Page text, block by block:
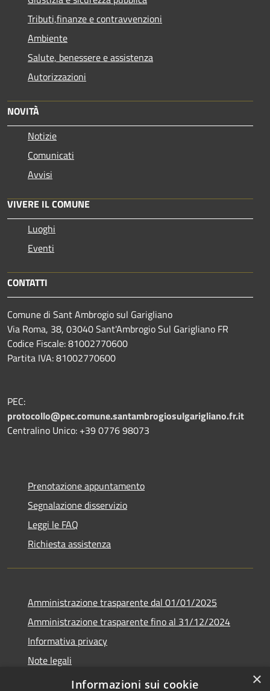
Tributi,finanze e contravvenzioni
Ambiente
Salute, benessere e assistenza
Autorizzazioni
NOVITÀ
Notizie
Comunicati
Avvisi
VIVERE IL COMUNE
Luoghi
Eventi
CONTATTI
Comune di Sant Ambrogio sul Garigliano
Via Roma, 38, 03040 Sant'Ambrogio Sul Garigliano FR
Codice Fiscale: 81002770600
Partita IVA: 81002770600
PEC:
protocollo@pec.comune.santambrogiosulgarigliano.fr.it
Centralino Unico: +39 0776 98073
Prenotazione appuntamento
Segnalazione disservizio
Leggi le FAQ
Richiesta assistenza
Amministrazione trasparente dal 01/01/2025
Amministrazione trasparente fino al 31/12/2024
Informativa privacy
Note legali
Dichiarazione di accessibilità
×
Informazioni sui cookie